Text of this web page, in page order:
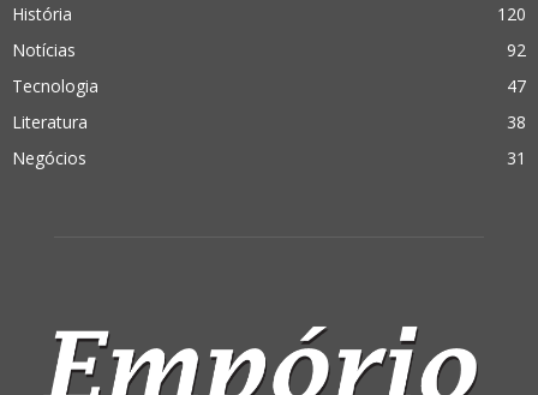
História
120
Notícias
92
Tecnologia
47
Literatura
38
Negócios
31